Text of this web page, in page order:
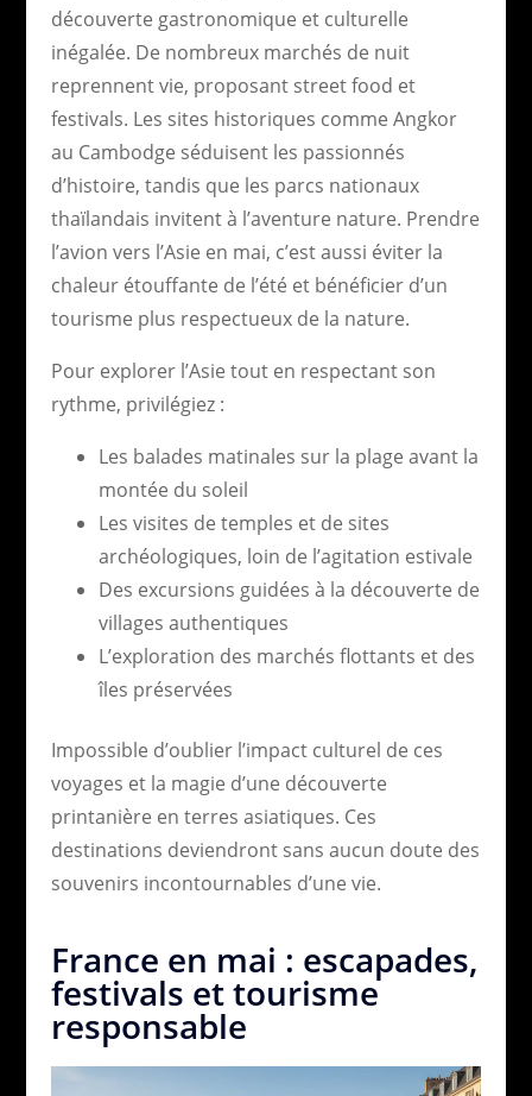
découverte gastronomique et culturelle
inégalée. De nombreux marchés de nuit
reprennent vie, proposant street food et
festivals. Les sites historiques comme Angkor
au Cambodge séduisent les passionnés
d’histoire, tandis que les parcs nationaux
thaïlandais invitent à l’aventure nature. Prendre
l’avion vers l’Asie en mai, c’est aussi éviter la
chaleur étouffante de l’été et bénéficier d’un
tourisme plus respectueux de la nature.
Pour explorer l’Asie tout en respectant son
rythme, privilégiez :
Les balades matinales sur la plage avant la
montée du soleil
Les visites de temples et de sites
archéologiques, loin de l’agitation estivale
Des excursions guidées à la découverte de
villages authentiques
L’exploration des marchés flottants et des
îles préservées
Impossible d’oublier l’impact culturel de ces
voyages et la magie d’une découverte
printanière en terres asiatiques. Ces
destinations deviendront sans aucun doute des
souvenirs incontournables d’une vie.
France en mai : escapades,
festivals et tourisme
responsable